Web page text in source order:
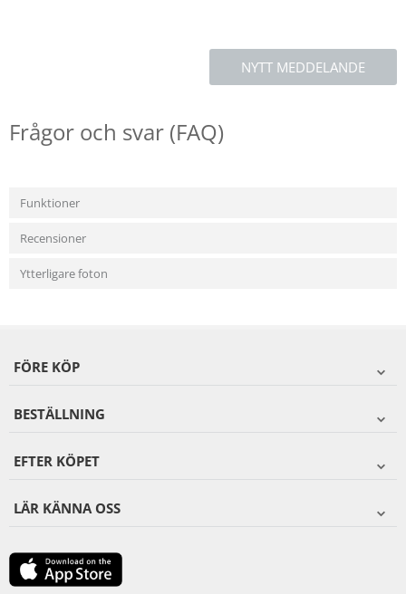
NYTT MEDDELANDE
Frågor och svar (FAQ)
Funktioner
Recensioner
Ytterligare foton
FÖRE KÖP
BESTÄLLNING
EFTER KÖPET
LÄR KÄNNA OSS